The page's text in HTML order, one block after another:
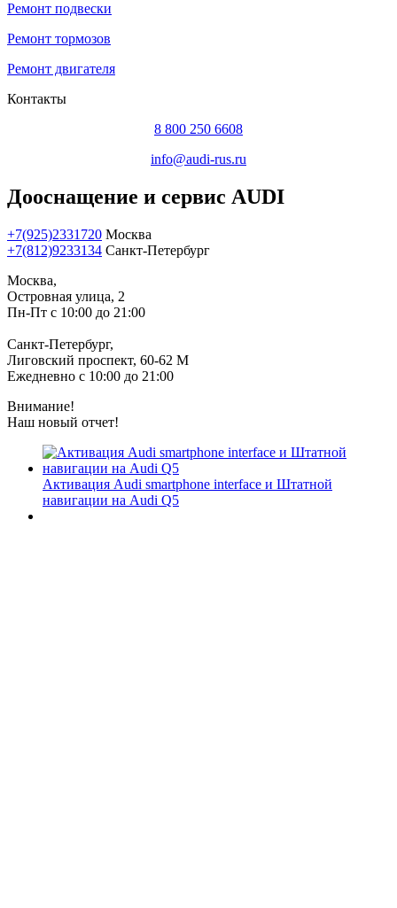
Ремонт подвески
Ремонт тормозов
Ремонт двигателя
Контакты
8 800 250 6608
info@audi-rus.ru
Дооснащение и сервис AUDI
+7(925)2331720 Москва
+7(812)9233134 Санкт-Петербург
Москва,
Островная улица, 2
Пн-Пт с 10:00 до 21:00
Санкт-Петербург,
Лиговский проспект, 60-62 М
Ежедневно с 10:00 до 21:00
Внимание!
Наш новый отчет!
Активация Audi smartphone interface и Штатной
навигации на Audi Q5